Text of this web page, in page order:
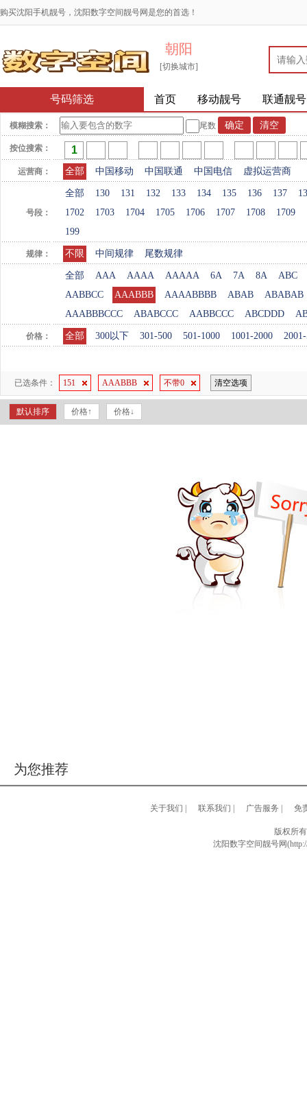
购买沈阳手机靓号，沈阳数字空间靓号网是您的首选！
朝阳
[切换城市]
号码筛选 首页 移动靓号 联通靓号
模糊搜索： 尾数
按位搜索：
运营商： 全部 中国移动 中国联通 中国电信 虚拟运营商
号段：
全部 130 131 132 133 134 135 136 137
1702
1703 1704 1705 1706 1707 1708 1709
199
规律： 不限 中间规律 尾数规律
全部 AAA AAAA AAAAA 6A 7A 8A
ABC
AABBCC
AAABBB AAAABBBB ABAB
ABABAB
AAABBBCCC
ABABCCC AABBCCC ABCDDD
价格： 全部 300以下 301-500 501-1000 1001-2000
已选条件： 151 AAABBB 不带0 清空选项
默认排序 价格↑ 价格↓
为您推荐
关于我们 联系我们 广告服务 免
版权所
沈阳数字空间靓号网